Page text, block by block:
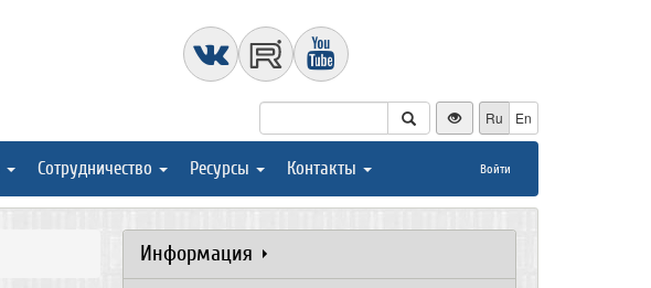
Ru En
Сотрудничество Ресурсы Контакты Войти
Информация